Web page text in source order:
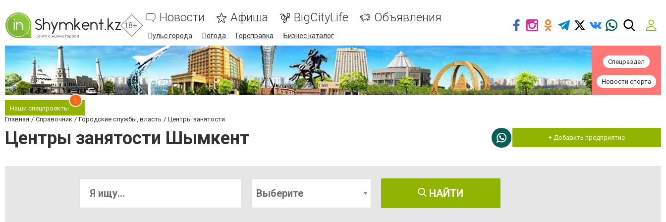
18+
Новости Афиша BigCityLife Объявления
Пульс города Погода Горсправка Бизнес каталог
Спецраздел
Новости спорта
Наши спецпроекты
1
Главная Справочник Городские службы, власть Центры занятости
Центры занятости Шымкент + Добавить предприятие
Выберите НАЙТИ